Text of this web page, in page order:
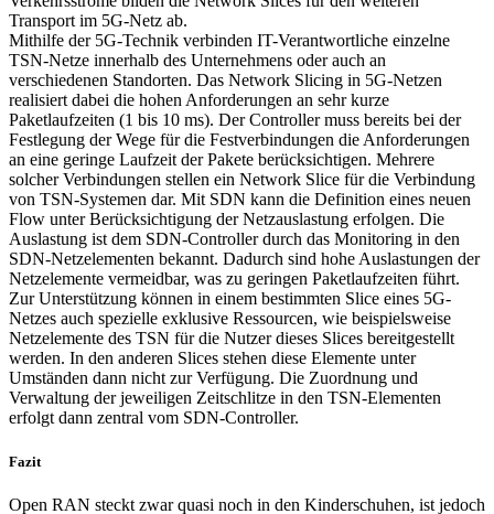
Transport im 5G-Netz ab.
Mithilfe der 5G-Technik verbinden IT-Verantwortliche einzelne
TSN-Netze innerhalb des Unternehmens oder auch an
verschiedenen Standorten. Das Network Slicing in 5G-Netzen
realisiert dabei die hohen Anforderungen an sehr kurze
Paketlaufzeiten (1 bis 10 ms). Der Controller muss bereits bei der
Festlegung der Wege für die Festverbindungen die Anforderungen
an eine geringe Laufzeit der Pakete berücksichtigen. Mehrere
solcher Verbindungen stellen ein Network Slice für die Verbindung
von TSN-Systemen dar. Mit SDN kann die Definition eines neuen
Flow unter Berücksichtigung der Netzauslastung erfolgen. Die
Auslastung ist dem SDN-Controller durch das Monitoring in den
SDN-Netzelementen bekannt. Dadurch sind hohe Auslastungen der
Netzelemente vermeidbar, was zu geringen Paketlaufzeiten führt.
Zur Unterstützung können in einem bestimmten Slice eines 5G-
Netzes auch spezielle exklusive Ressourcen, wie beispielsweise
Netzelemente des TSN für die Nutzer dieses Slices bereitgestellt
werden. In den anderen Slices stehen diese Elemente unter
Umständen dann nicht zur Verfügung. Die Zuordnung und
Verwaltung der jeweiligen Zeitschlitze in den TSN-Elementen
erfolgt dann zentral vom SDN-Controller.
Fazit
Open RAN steckt zwar quasi noch in den Kinderschuhen, ist jedoch